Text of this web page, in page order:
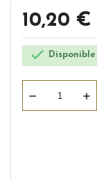
10,20 €
 Disponible